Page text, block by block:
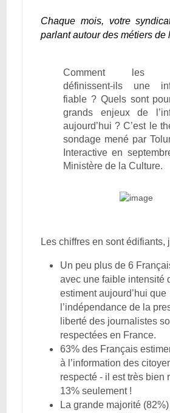
Chaque mois, votre
parlant autour des métiers de
Comment les
définissent-ils une
fiable ? Quels sont
grands enjeux de
aujourd’hui ? C’est le
sondage mené par
Interactive en
Ministère de la Culture.
Les chiffres en sont édifiants,
Un peu plus de 6
avec une faible intensité
estiment aujourd’hui que
l’indépendance de la
liberté des journalistes
respectées en France.
63% des Français
à l’information des
respecté - il est très bien
13% seulement !
La grande majorité